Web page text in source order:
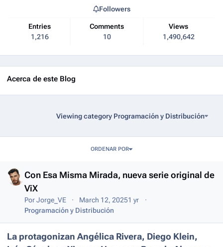
Entries
1,216
Comments
10
Views
1,490,642
Followers
Acerca de este Blog
Viewing category Programación y Distribución
ORDENAR POR
Con Esa Misma Mirada, nueva serie original de
ViX
PorJorge_VE March 12, 20251 yr
Programación y Distribución
La protagonizan Angélica Rivera, Diego Klein,